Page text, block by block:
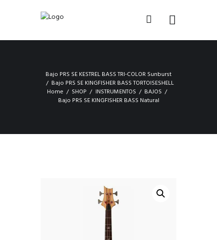
Bajo PRS SE KESTREL BASS TRI-COLOR Sunburst
Bajo PRS SE KINGFISHER BASS TORTOISESHELL
Home
SHOP INSTRUMENTOS
BAJOS
Bajo PRS SE KINGFISHER BASS Natural